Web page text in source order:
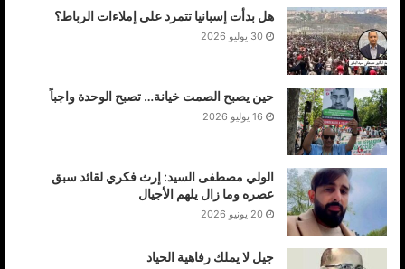
هل بدأت إسبانيا تتمرد على إملاءات الرباط؟
30 يوليو 2026
حين يصبح الصمت خيانة… تصبح الوحدة واجباً
16 يوليو 2026
الولي مصطفى السيد: إرث فكري لقائد سبق
عصره وما زال يلهم الأجيال
20 يونيو 2026
جيل لا يملك رفاهية الحياد